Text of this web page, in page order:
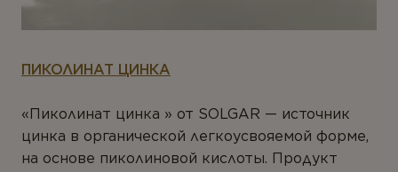
ПИКОЛИНАТ ЦИНКА
«Пиколинат цинка » от SOLGAR — источник
цинка в органической легкоусвояемой форме,
на основе пиколиновой кислоты. Продукт